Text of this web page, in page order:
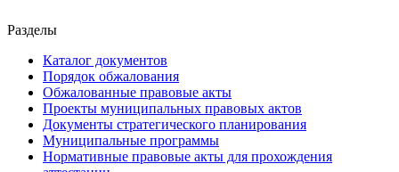
Разделы
Каталог документов
Порядок обжалования
Обжалованные правовые акты
Проекты муниципальных правовых актов
Документы стратегического планирования
Муниципальные программы
Нормативные правовые акты для прохождения